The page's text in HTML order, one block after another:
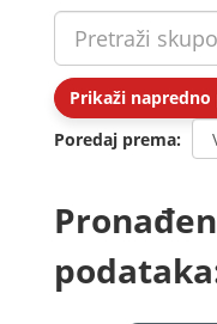
Prikaži
Poredaj prema